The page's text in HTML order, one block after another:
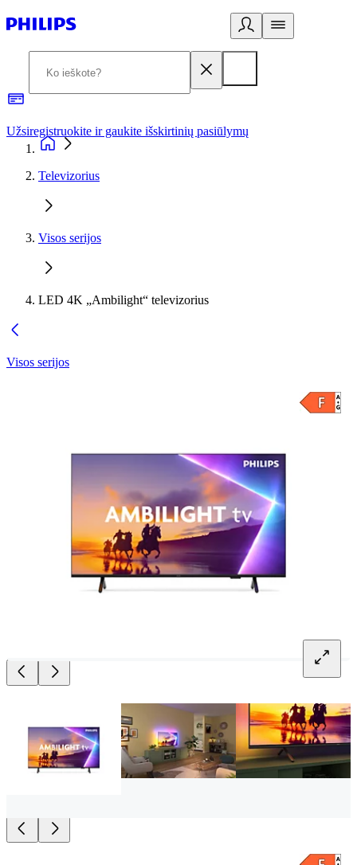
Užsiregistruokite ir gaukite išskirtinių pasiūlymų
Televizorius
Visos serijos
LED 4K „Ambilight“ televizorius
Visos serijos